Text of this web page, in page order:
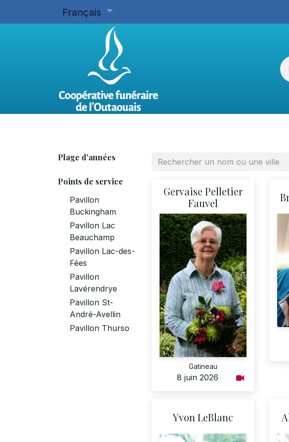
Français
Plage d'années
Points de service
Pavillon
Buckingham
Pavillon Lac
Beauchamp
Pavillon Lac-des-
Fées
Pavillon
Lavérendrye
Pavillon St-
André-Avellin
Pavillon Thurso
Gervaise Pelletier
Fauvel
Gatineau
8 juin 2026
Yvon LeBlanc